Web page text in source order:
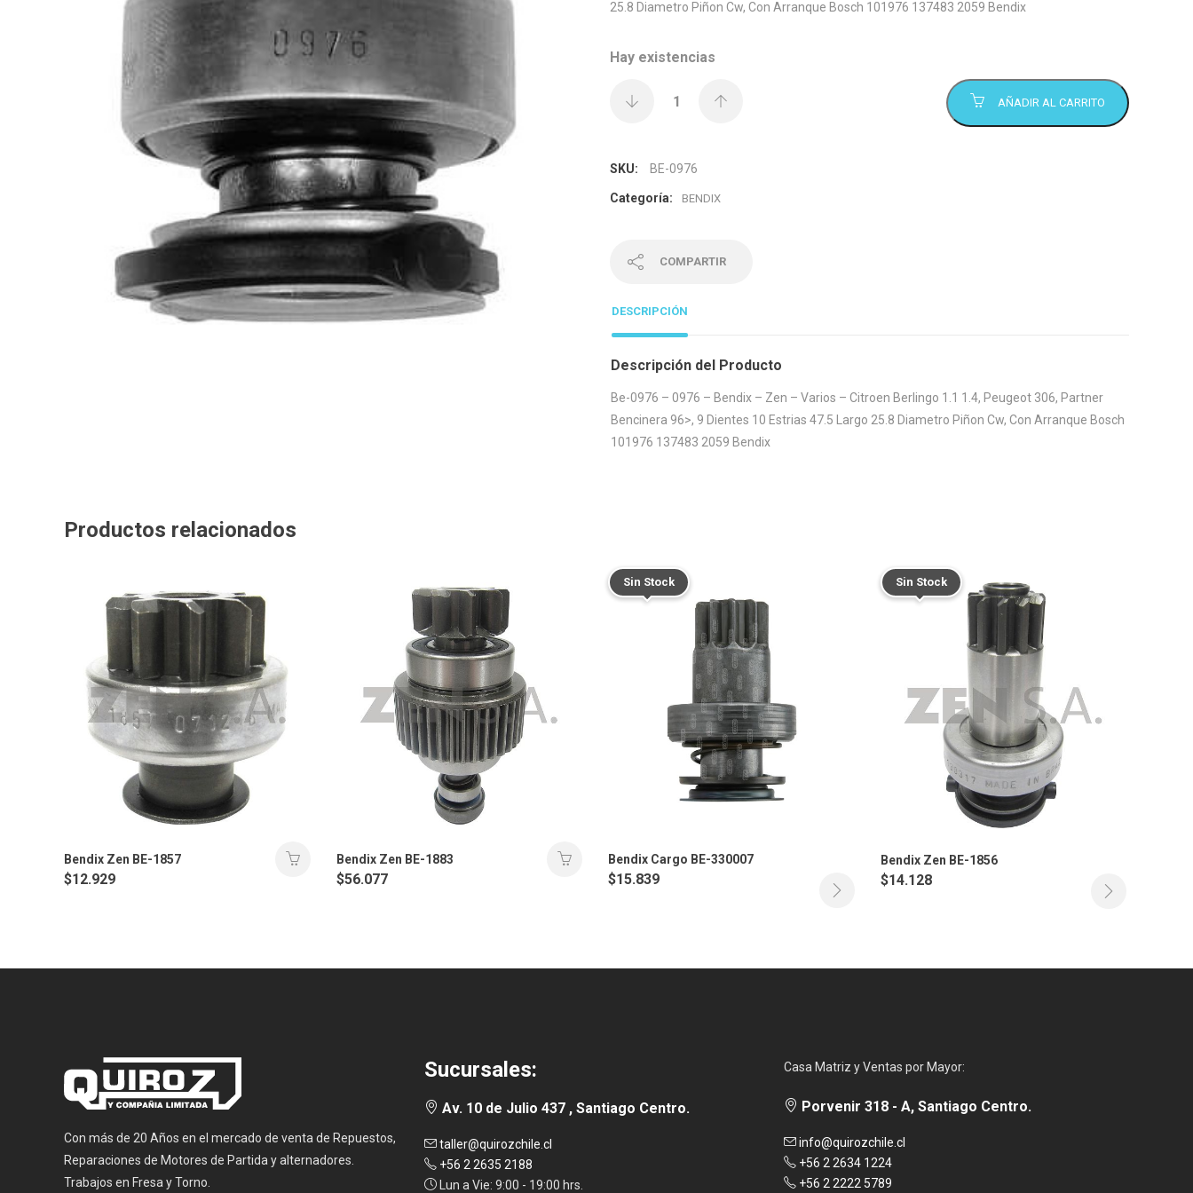
25.8 Diametro Piñon Cw, Con Arranque Bosch 101976 137483 2059 Bendix
Hay existencias
AÑADIR AL CARRITO
SKU: BE-0976
Categoría: BENDIX
COMPARTIR
DESCRIPCIÓN
Descripción del Producto
Be-0976 – 0976 – Bendix – Zen – Varios – Citroen Berlingo 1.1 1.4, Peugeot 306, Partner
Bencinera 96>, 9 Dientes 10 Estrias 47.5 Largo 25.8 Diametro Piñon Cw, Con Arranque Bosch
101976 137483 2059 Bendix
Productos relacionados
Bendix Zen BE-1857
$12.929
Bendix Zen BE-1883
$56.077
Sin Stock
Bendix Cargo BE-330007
$15.839
Sin Stock
Bendix Zen BE-1856
$14.128
Con más de 20 Años en el mercado de venta de Repuestos,
Reparaciones de Motores de Partida y alternadores.
Trabajos en Fresa y Torno.
Sucursales:
Av. 10 de Julio 437 , Santiago Centro.
taller@quirozchile.cl
+56 2 2635 2188
Lun a Vie: 9:00 - 19:00 hrs.
Casa Matriz y Ventas por Mayor:
Porvenir 318 - A, Santiago Centro.
info@quirozchile.cl
+56 2 2634 1224
+56 2 2222 5789